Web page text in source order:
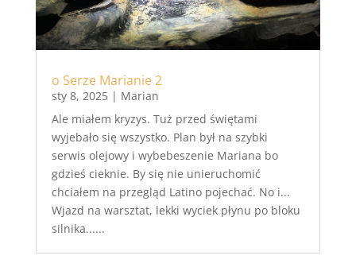
o Serze Marianie 2
sty 8, 2025| Marian
Ale miałem kryzys. Tuż przed świętami
wyjebało się wszystko. Plan był na szybki
serwis olejowy i wybebeszenie Mariana bo
gdzieś cieknie. By się nie unieruchomić
chciałem na przegląd Latino pojechać. No i...
Wjazd na warsztat, lekki wyciek płynu po bloku
silnika......